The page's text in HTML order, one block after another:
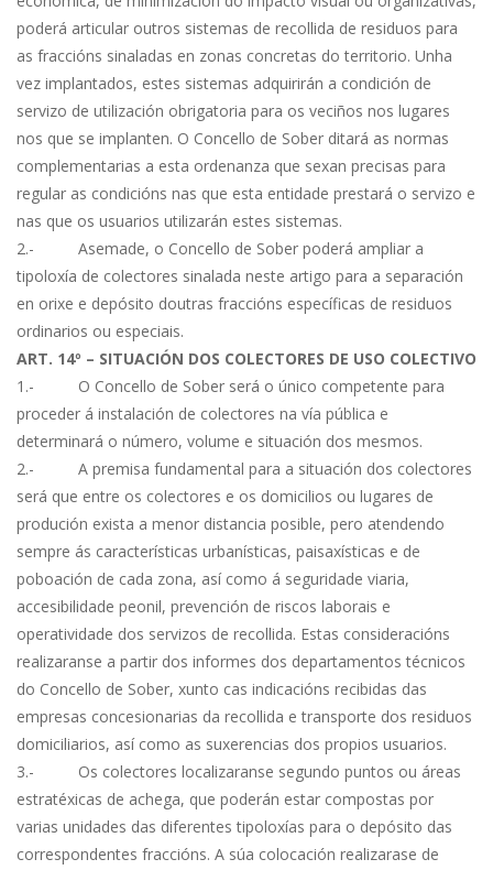
poderá articular outros sistemas de recollida de residuos para
as fraccións sinaladas en zonas concretas do territorio. Unha
vez implantados, estes sistemas adquirirán a condición de
servizo de utilización obrigatoria para os veciños nos lugares
nos que se implanten. O Concello de Sober ditará as normas
complementarias a esta ordenanza que sexan precisas para
regular as condicións nas que esta entidade prestará o servizo e
nas que os usuarios utilizarán estes sistemas.
2.- Asemade, o Concello de Sober poderá ampliar a
tipoloxía de colectores sinalada neste artigo para a separación
en orixe e depósito doutras fraccións específicas de residuos
ordinarios ou especiais.
ART. 14º – SITUACIÓN DOS COLECTORES DE USO COLECTIVO
1.- O Concello de Sober será o único competente para
proceder á instalación de colectores na vía pública e
determinará o número, volume e situación dos mesmos.
2.- A premisa fundamental para a situación dos colectores
será que entre os colectores e os domicilios ou lugares de
produción exista a menor distancia posible, pero atendendo
sempre ás características urbanísticas, paisaxísticas e de
poboación de cada zona, así como á seguridade viaria,
accesibilidade peonil, prevención de riscos laborais e
operatividade dos servizos de recollida. Estas consideracións
realizaranse a partir dos informes dos departamentos técnicos
do Concello de Sober, xunto cas indicacións recibidas das
empresas concesionarias da recollida e transporte dos residuos
domiciliarios, así como as suxerencias dos propios usuarios.
3.- Os colectores localizaranse segundo puntos ou áreas
estratéxicas de achega, que poderán estar compostas por
varias unidades das diferentes tipoloxías para o depósito das
correspondentes fraccións. A súa colocación realizarase de